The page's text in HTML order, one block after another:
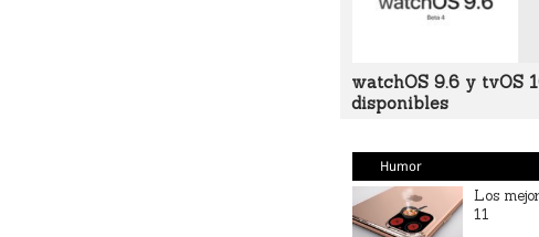
watchOS 9.6 y tvOS
disponibles
Humor
Los
11